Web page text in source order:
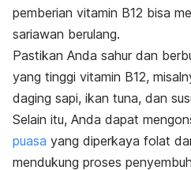
pemberian vitamin B12 bisa
sariawan berulang.
Pastikan Anda sahur dan
yang tinggi vitamin B12,
daging sapi, ikan tuna, dan
Selain itu, Anda dapat
puasa yang diperkaya folat
mendukung proses